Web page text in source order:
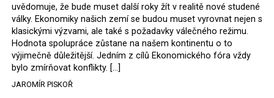
důl Turów vymazán z rejstříku tribunálu. Celkem si
Polsko nechalo z přiznaných evropských fondů odečíst
asi 70 milionů eur na pokutách a 45 milionů eur
zaplatilo jako odškodnění České republice – ale jak důl,
tak elektrárna nadále fungovaly. Už tehdy zástupci
tehdejší opozice a dnes vládnoucí koalice, jako
místopředseda Občanské platformy (PO) Rafał
uvědomuje, že bude muset další roky žít v realitě nové studené
války. Ekonomiky našich zemí se budou muset vyrovnat nejen s
klasickými výzvami, ale také s požadavky válečného režimu.
Hodnota spolupráce zůstane na našem kontinentu o to
výjimečně důležitější. Jedním z cílů Ekonomického fóra vždy
bylo zmírňovat konflikty. […]
JAROMÍR PISKOŘ